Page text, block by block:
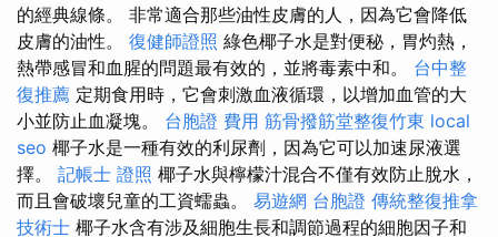
的經典線條。 非常適合那些油性皮膚的人，因為它會降低
皮膚的油性。 復健師證照 綠色椰子水是對便秘，胃灼熱，
熱帶感冒和血腥的問題最有效的，並將毒素中和。 台中整
復推薦 定期食用時，它會刺激血液循環，以增加血管的大
小並防止血凝塊。 台胞證 費用 筋骨撥筋堂整復竹東 local
seo 椰子水是一種有效的利尿劑，因為它可以加速尿液選
擇。 記帳士 證照 椰子水與檸檬汁混合不僅有效防止脫水，
而且會破壞兒童的工資蠕蟲。 易遊網 台胞證 傳統整復推拿
技術士 椰子水含有涉及細胞生長和調節過程的細胞因子和